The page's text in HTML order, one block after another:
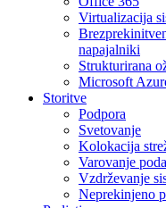
Virtualizacija
napajalniki
Strukturirana
Microsoft
Storitve
Podpora
Svetovanje
Kolokacija
Varovanje
Vzdrževanje
Neprekinjeno